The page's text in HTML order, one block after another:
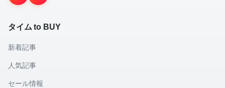
タイム to BUY
新着記事
人気記事
セール情報